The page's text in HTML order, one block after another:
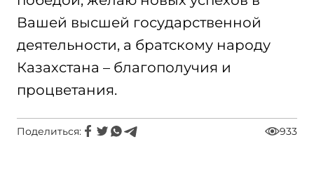
Вашей высшей государственной
деятельности, а братскому народу
Казахстана – благополучия и
процветания.
Поделиться: 933